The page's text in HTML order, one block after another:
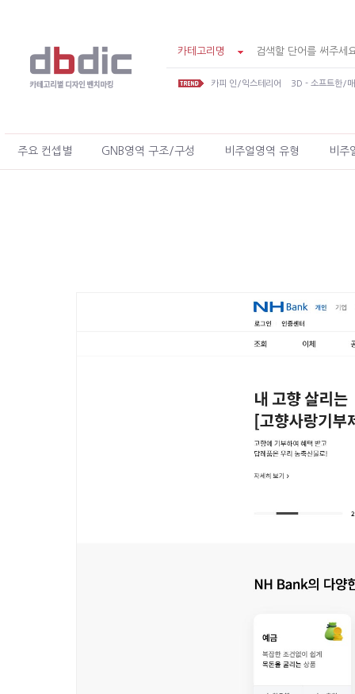
카테고리명
카피 인/익스테리어 3D - 소프트한/
주요 컨셉별 GNB영역 구조/구성 비주얼영역 유형 비주